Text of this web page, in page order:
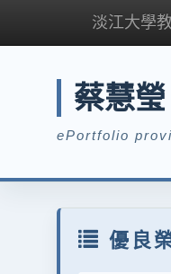
淡江大學
蔡慧瑩
ePortfolio
優良